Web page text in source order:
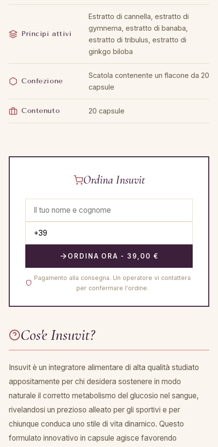
Principi attivi
Estratto di cannella, estratto di
gymnema, estratto di banaba,
estratto di tribulus, estratto di
ginkgo biloba
Confezione
Scatola contenente un flacone da 20
capsule
Contenuto 20 capsule
Ordina Insuvit
ORDINA ORA - 39,00 €
Pagamento alla consegna. Un operatore vi contattera
per confermare l'ordine.
Cos'e Insuvit?
Insuvit è un integratore alimentare di alta qualità studiato
appositamente per chi desidera sostenere in modo
naturale il corretto metabolismo del glucosio nel sangue,
rivelandosi un prezioso alleato per gli sportivi e per
chiunque conduca uno stile di vita dinamico. Questo
formulato innovativo in capsule agisce favorendo